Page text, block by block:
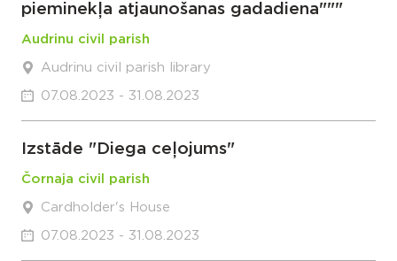
pieminekļa atjaunošanas gadadiena"""
Audrinu civil parish
Audrinu civil parish library
07.08.2023 - 31.08.2023
Izstāde "Diega ceļojums"
Čornaja civil parish
Cardholder's House
07.08.2023 - 31.08.2023